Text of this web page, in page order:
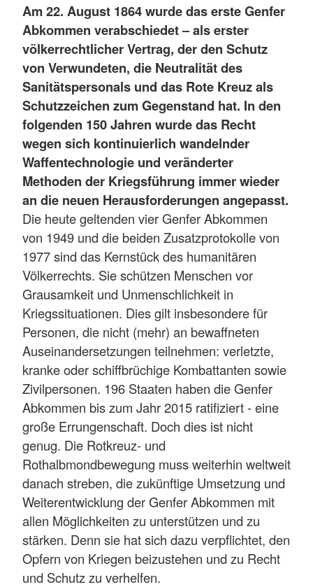
Am 22. August 1864 wurde das erste Genfer
Abkommen verabschiedet – als erster
völkerrechtlicher Vertrag, der den Schutz
von Verwundeten, die Neutralität des
Sanitätspersonals und das Rote Kreuz als
Schutzzeichen zum Gegenstand hat. In den
folgenden 150 Jahren wurde das Recht
wegen sich kontinuierlich wandelnder
Waffentechnologie und veränderter
Methoden der Kriegsführung immer wieder
an die neuen Herausforderungen angepasst.
Die heute geltenden vier Genfer Abkommen
von 1949 und die beiden Zusatzprotokolle von
1977 sind das Kernstück des humanitären
Völkerrechts. Sie schützen Menschen vor
Grausamkeit und Unmenschlichkeit in
Kriegssituationen. Dies gilt insbesondere für
Personen, die nicht (mehr) an bewaffneten
Auseinandersetzungen teilnehmen: verletzte,
kranke oder schiffbrüchige Kombattanten sowie
Zivilpersonen. 196 Staaten haben die Genfer
Abkommen bis zum Jahr 2015 ratifiziert - eine
große Errungenschaft. Doch dies ist nicht
genug. Die Rotkreuz- und
Rothalbmondbewegung muss weiterhin weltweit
danach streben, die zukünftige Umsetzung und
Weiterentwicklung der Genfer Abkommen mit
allen Möglichkeiten zu unterstützen und zu
stärken. Denn sie hat sich dazu verpflichtet, den
Opfern von Kriegen beizustehen und zu Recht
und Schutz zu verhelfen.